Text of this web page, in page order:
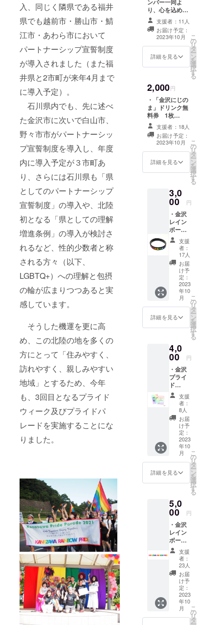
入、同じく隣県である福井
県でも越前市・勝山市・鯖
江市・あわら市において
パートナーシップ宣誓制度
が導入されました（また福
井県と2市町が来年4月まで
に導入予定）。
石川県内でも、先に述べ
た金沢市に次いで白山市、
野々市市がパートナーシッ
プ宣誓制度を導入し、年度
内に導入予定が３市町あ
り、さらには石川県も「県
としてのパートナーシップ
宣誓制度」の導入や、北陸
初となる「県としての理解
増進条例」の導入が検討さ
れるなど、性的少数者と称
される方々（以下、
LGBTQ+）への理解と包摂
の輪が広まりつつあると実
感しています。
そうした機運を更に高
め、この北陸の地を多くの
方にとって「住みやすく、
訪れやすく、親しみやすい
地域」とするため、今年
も、3回目となるプライド
ウィーク及びプライドパ
レードを実施することにな
りました。
・LGBTQ+当
事者と支援
者（アラ
イ）の交流
の場づくり
や相談支援
の提供
パレードを
はじめとす
る普及啓発
イベントの
実施
・行政に対
する性の多
様性に関す
る政策提言
ンバー一同よ
り、心を込め
て、お礼のメー
ルを送らせてい
ただきます。 ※
複数口ご支援い
ただいた場合
は、１通のみ送
せ。
支援者：11人
お届け予定：
2023年10月
詳細を見る
こ
の
リ
タ
ー
ン
を
選
択
す
る
2,000円
・「金沢にじの
ま」ドリンク無
料券 1枚
LGBTQ+をはじ
めとする、みん
なの居場所「金
沢にじのま」の
カフェスペース
でご利用いただ
換していただけ
るドリンクの種
じのま」のメ
ニューに準じま
す。 ※20歳未満
の方には酒類と
の交換にはご利
用いただけませ
んので、ご了承
ください。 （酒
類の提供に関し
ては、年齢を確
認させていただ
限は2024年4月
までです。 ※複
の口数分の「ド
リンク無料券」
を纏めて送付さ
せていただきま
すのでご了承く
支援者：18人
お届け予定：
2023年10月
詳細を見る
こ
の
リ
タ
ー
ン
を
選
択
す
る
3,0
00 円
・金沢
レイン
ボープ
ライ
ド オ
リジナ
ルリス
トバン
ド 2本
セット
・「金
沢にじ
のま」
ドリン
ク無料
券 1枚
トバン
ド】 金
沢レイ
ンボー
プライ
ドオリ
ジナル
のリス
トバン
ド3種類
の中か
ら、お
好きな2
本をお
選びい
ただけ
ます。
リの
「ブ
ラッ
ク」
「ホワ
イト」
と、プ
ライド
イベン
ト定番
の「レ
イン
ボー」
からお
選びく
ださ
支援
者：
17人
お届
け予
定：
2023
年10
月
詳細を見る
こ
の
リ
タ
ー
ン
を
選
択
す
る
4,0
00 円
・金沢
プライ
ド
ウィー
ク2023
限定
クリア
フォル
ダ
＋
トート
バック
・「金
沢にじ
のま」
ドリン
券 1枚
【クリ
アフォ
ルダ＋
トート
バッ
ク】 一
般の方
から公
募する
「金沢
プライ
ウィー
2023
支援
者：
8人
お届
け予
定：
2023
年10
月
詳細を見る
こ
の
リ
タ
ー
ン
を
選
択
す
る
5,0
00 円
・金沢
レイン
ボープ
ライ
ド オ
フィ
シャル
「今治
ブラン
ド」タ
オル 1
枚（白
地にロ
支援
者：
23人
お届
け予
定：
2023
年10
月
こ
の
リ
タ